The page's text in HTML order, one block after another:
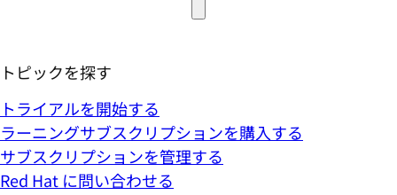
トピックを探す
トライアルを開始する
ラーニングサブスクリプションを購入する
サブスクリプションを管理する
Red Hat に問い合わせる